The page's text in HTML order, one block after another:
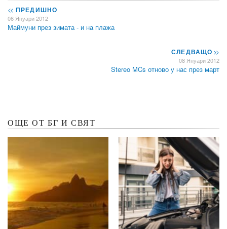
<< ПРЕДИШНО
06 Януари 2012
Маймуни през зимата - и на плажа
СЛЕДВАЩО>>
08 Януари 2012
Stereo MCs отново у нас през март
ОЩЕ ОТ БГ И СВЯТ